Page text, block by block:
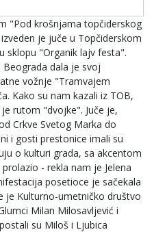
"Pod krošnjama topčiderskog
je juče u Topčiderskom
sklopu "Organik lajv festa".
dala je svoj
vožnje "Tramvajem
Kako su nam kazali iz TOB,
rutom "dvojke". Juče je,
Crkve Svetog Marka do
i gosti prestonice imali su
o kulturi grada, sa akcentom
- rekla nam je Jelena
posetioce je sačekala
je Kulturno-umetničko društvo
Milan Milosavljević i
su Miloš i Ljubica